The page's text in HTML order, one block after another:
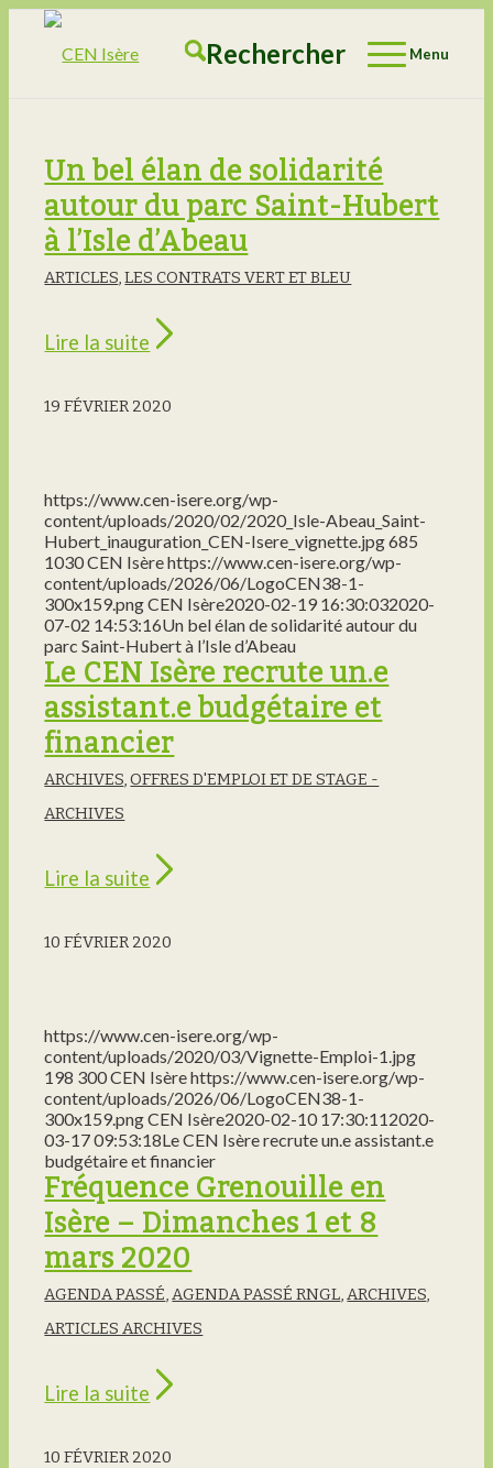
Rechercher Menu
Un bel élan de solidarité
autour du parc Saint-Hubert
à l’Isle d’Abeau
ARTICLES,LES CONTRATS VERT ET BLEU
Lire la suite
19 FÉVRIER 2020
https://www.cen-isere.org/wp-
content/uploads/2020/02/2020_Isle-Abeau_Saint-
Hubert_inauguration_CEN-Isere_vignette.jpg685
1030CEN Isèrehttps://www.cen-isere.org/wp-
content/uploads/2026/06/LogoCEN38-1-
300x159.pngCEN Isère2020-02-19 16:30:032020-
07-02 14:53:16Un bel élan de solidarité autour du
parc Saint-Hubert à l’Isle d’Abeau
Le CEN Isère recrute un.e
assistant.e budgétaire et
financier
ARCHIVES,OFFRES D'EMPLOI ET DE STAGE -
ARCHIVES
Lire la suite
10 FÉVRIER 2020
https://www.cen-isere.org/wp-
content/uploads/2020/03/Vignette-Emploi-1.jpg
198 300CEN Isèrehttps://www.cen-isere.org/wp-
content/uploads/2026/06/LogoCEN38-1-
300x159.pngCEN Isère2020-02-10 17:30:112020-
03-17 09:53:18Le CEN Isère recrute un.e assistant.e
budgétaire et financier
Fréquence Grenouille en
Isère – Dimanches 1 et 8
mars 2020
AGENDA PASSÉ,AGENDA PASSÉ RNGL,ARCHIVES,
ARTICLES ARCHIVES
Lire la suite
10 FÉVRIER 2020